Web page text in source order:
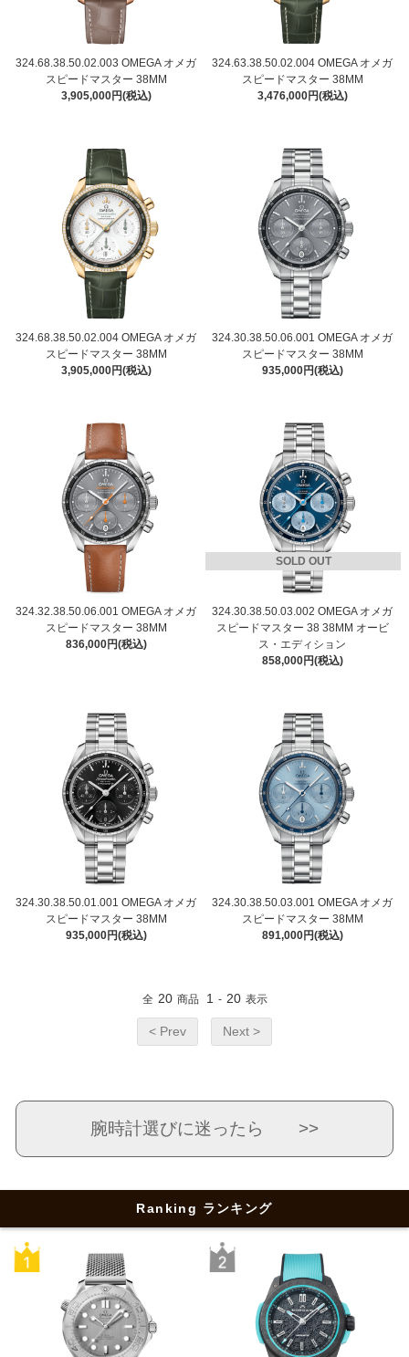
324.68.38.50.02.003 OMEGA オメガ
スピードマスター 38MM
3,905,000円(税込)
324.63.38.50.02.004 OMEGA オメガ
スピードマスター 38MM
3,476,000円(税込)
324.68.38.50.02.004 OMEGA オメガ
スピードマスター 38MM
3,905,000円(税込)
324.30.38.50.06.001 OMEGA オメガ
スピードマスター 38MM
935,000円(税込)
324.32.38.50.06.001 OMEGA オメガ
スピードマスター 38MM
836,000円(税込)
SOLD OUT
324.30.38.50.03.002 OMEGA オメガ
スピードマスター 38 38MM オービ
ス・エディション
858,000円(税込)
324.30.38.50.01.001 OMEGA オメガ
スピードマスター 38MM
935,000円(税込)
324.30.38.50.03.001 OMEGA オメガ
スピードマスター 38MM
891,000円(税込)
全 20 商品 1 - 20 表示
< Prev Next >
腕時計選びに迷ったら >>
Ranking ランキング